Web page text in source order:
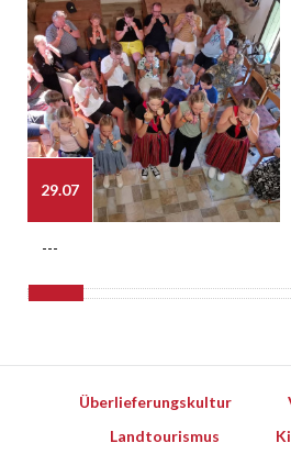
29.07
---
Überlieferungskultur
Landtourismus